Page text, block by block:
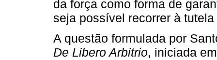
da força como forma de
seja possível recorrer à
A questão formulada por
De Libero Arbitrio, iniciada